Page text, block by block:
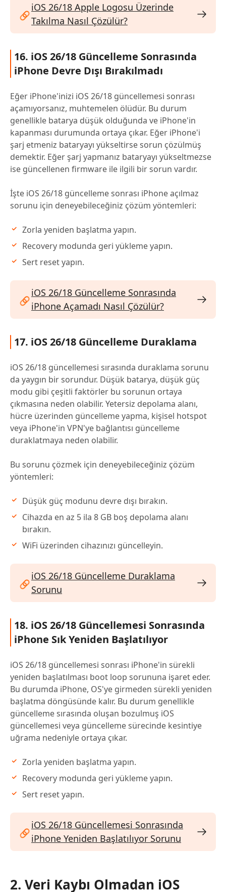
iOS 26/18 Apple Logosu Üzerinde
Takılma Nasıl Çözülür?
16. iOS 26/18 Güncelleme Sonrasında
iPhone Devre Dışı Bırakılmadı
Eğer iPhone'inizi iOS 26/18 güncellemesi sonrası
açamıyorsanız, muhtemelen ölüdür. Bu durum
genellikle batarya düşük olduğunda ve iPhone'in
kapanması durumunda ortaya çıkar. Eğer iPhone'i
şarj etmeniz bataryayı yükseltirse sorun çözülmüş
demektir. Eğer şarj yapmanız bataryayı yükseltmezse
ise güncellenen firmware ile ilgili bir sorun vardır.
İşte iOS 26/18 güncelleme sonrası iPhone açılmaz
sorunu için deneyebileceğiniz çözüm yöntemleri:
Zorla yeniden başlatma yapın.
Recovery modunda geri yükleme yapın.
Sert reset yapın.
iOS 26/18 Güncelleme Sonrasında
iPhone Açamadı Nasıl Çözülür?
17. iOS 26/18 Güncelleme Duraklama
iOS 26/18 güncellemesi sırasında duraklama sorunu
da yaygın bir sorundur. Düşük batarya, düşük güç
modu gibi çeşitli faktörler bu sorunun ortaya
çıkmasına neden olabilir. Yetersiz depolama alanı,
hücre üzerinden güncelleme yapma, kişisel hotspot
veya iPhone'in VPN'ye bağlantısı güncelleme
duraklatmaya neden olabilir.
Bu sorunu çözmek için deneyebileceğiniz çözüm
yöntemleri:
Düşük güç modunu devre dışı bırakın.
Cihazda en az 5 ila 8 GB boş depolama alanı
bırakın.
WiFi üzerinden cihazınızı güncelleyin.
iOS 26/18 Güncelleme Duraklama
Sorunu
18. iOS 26/18 Güncellemesi Sonrasında
iPhone Sık Yeniden Başlatılıyor
iOS 26/18 güncellemesi sonrası iPhone'in sürekli
yeniden başlatılması boot loop sorununa işaret eder.
Bu durumda iPhone, OS'ye girmeden sürekli yeniden
başlatma döngüsünde kalır. Bu durum genellikle
güncelleme sırasında oluşan bozulmuş iOS
güncellemesi veya güncelleme sürecinde kesintiye
uğrama nedeniyle ortaya çıkar.
Zorla yeniden başlatma yapın.
Recovery modunda geri yükleme yapın.
Sert reset yapın.
iOS 26/18 Güncellemesi Sonrasında
iPhone Yeniden Başlatılıyor Sorunu
2. Veri Kaybı Olmadan iOS